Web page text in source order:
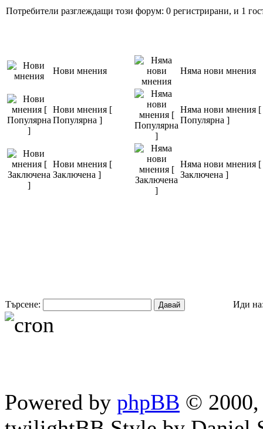
Потребители разглеждащи този форум: 0 регистрирани, и 1
Нови мнения Няма нови мнения
Нови мнения [
Популярна ]
Няма нови мнения [
Популярна ]
Нови мнения [
Заключена ]
Няма нови мнения [
Заключена ]
Търсене: Иди
Powered by phpBB © 2000,